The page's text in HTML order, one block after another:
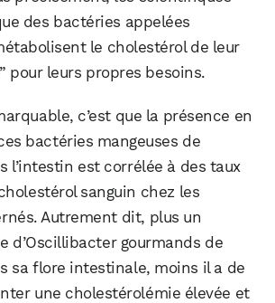
des bactéries appelées
le cholestérol de leur
pour leurs propres besoins.
c’est que la présence en
bactéries mangeuses de
l’intestin est corrélée à des taux
sanguin chez les
Autrement dit, plus un
d’Oscillibacter gourmands de
sa flore intestinale, moins il a de
une cholestérolémie élevée et